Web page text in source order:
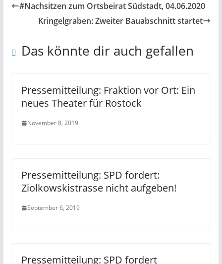
#Nachsitzen zum Ortsbeirat Südstadt, 04.06.2020
Kringelgraben: Zweiter Bauabschnitt startet
Das könnte dir auch gefallen
Pressemitteilung: Fraktion vor Ort: Ein
neues Theater für Rostock
November 8, 2019
Pressemitteilung: SPD fordert:
Ziolkowskistrasse nicht aufgeben!
September 6, 2019
Pressemitteilung: SPD fordert